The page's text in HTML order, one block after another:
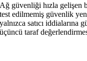
Ağ güvenliği hızla gelişen
test edilmemiş güvenlik
yalnızca satıcı iddialarına
üçüncü taraf